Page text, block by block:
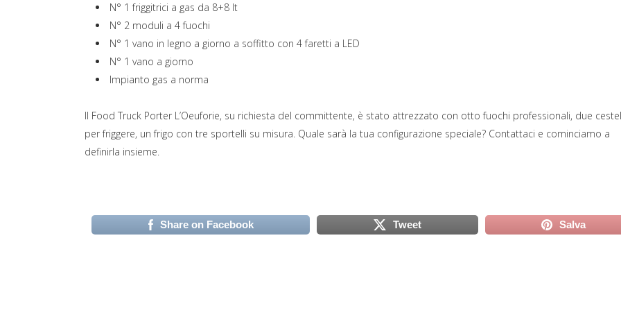
N° 1 friggitrici a gas da 8+8 lt
N° 2 moduli a 4 fuochi
N° 1 vano in legno a giorno a soffitto con 4 faretti a LED
N° 1 vano a giorno
Impianto gas a norma
Il Food Truck Porter L’Oeuforie, su richiesta del committente, è stato attrezzato con otto fuochi professionali, due
per friggere, un frigo con tre sportelli su misura. Quale sarà la tua configurazione speciale? Contattaci e cominciamo a
definirla insieme.
Share on Facebook
Tweet
Salva